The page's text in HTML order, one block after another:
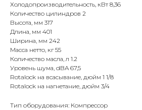
Холодопроизводительность, кВт 8,36
Количество цилиндров 2
Высота, мм 317
Длина, мм 401
Ширина, мм 242
Масса нетто, кг 55
Количество масла, л 1.2
Уровень шума, dBA 67,5
Rotalock на всасывание, дюйм 1 1/8
Rotalock на нагнетание, дюйм 3/4
Тип оборудования: Компрессор